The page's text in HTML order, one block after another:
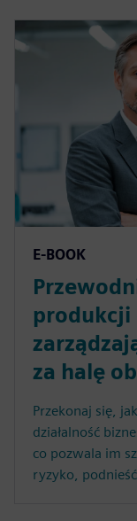
E-BOOK
produkcji
za halę
Przekonaj się,
działalność
co pozwala im
ryzyko,